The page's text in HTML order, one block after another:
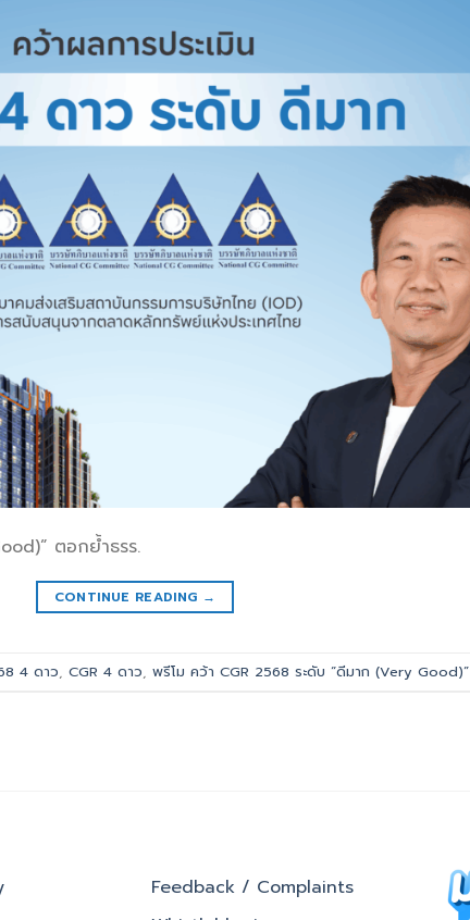
ตอกย้ำธรร.
CONTINUE READING →
4 ดาว CGR 4 ดาว พรีโม คว้า CGR 2568 ระดับ “ดีมาก (Very Good)”
Feedback / Complaints